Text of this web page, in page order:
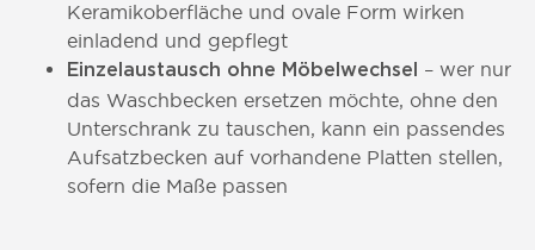
Keramikoberfläche und ovale Form wirken
einladend und gepflegt
Einzelaustausch ohne Möbelwechsel
– wer nur
das Waschbecken ersetzen möchte, ohne den
Unterschrank zu tauschen, kann ein passendes
Aufsatzbecken auf vorhandene Platten stellen,
sofern die Maße passen